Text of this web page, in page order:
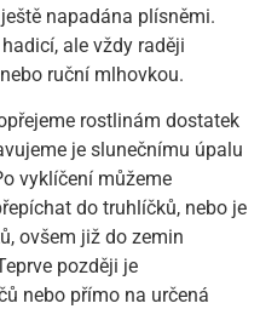
napadána plísněmi.
ale vždy raději
ruční mlhovkou.
rostlinám dostatek
je slunečnímu úpalu
vyklíčení můžeme
do truhlíčků, nebo je
ovšem již do zemin
později je
nebo přímo na určená